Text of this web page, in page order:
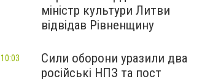
міністр культури Литви
відвідав Рівненщину
Сили оборони уразили два
російські НПЗ та пост
10:03